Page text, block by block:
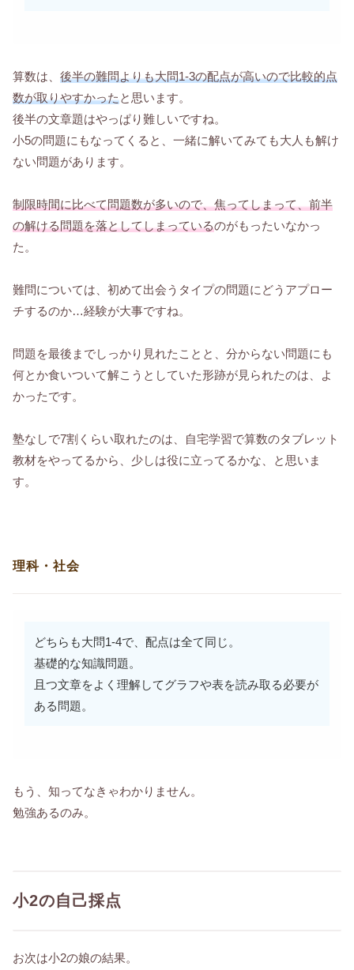
算数は、 後半の難問よりも大問1-3の配点が高いので比較的点
数が取りやすかったと思います。
後半の文章題はやっぱり難しいですね。
小5の問題にもなってくると、一緒に解いてみても大人も解け
ない問題があります。
制限時間に比べて問題数が多いので、焦ってしまって、前半
の解ける問題を落としてしまっているのがもったいなかっ
た。
難問については、初めて出会うタイプの問題にどうアプロー
チするのか…経験が大事ですね。
問題を最後までしっかり見れたことと、分からない問題にも
何とか食いついて解こうとしていた形跡が見られたのは、よ
かったです。
塾なしで7割くらい取れたのは、自宅学習で算数のタブレット
教材をやってるから、少しは役に立ってるかな、と思いま
す。
理科・社会
どちらも大問1-4で、配点は全て同じ。
基礎的な知識問題。
且つ文章をよく理解してグラフや表を読み取る必要が
ある問題。
もう、知ってなきゃわかりません。
勉強あるのみ。
小2の自己採点
お次は小2の娘の結果。